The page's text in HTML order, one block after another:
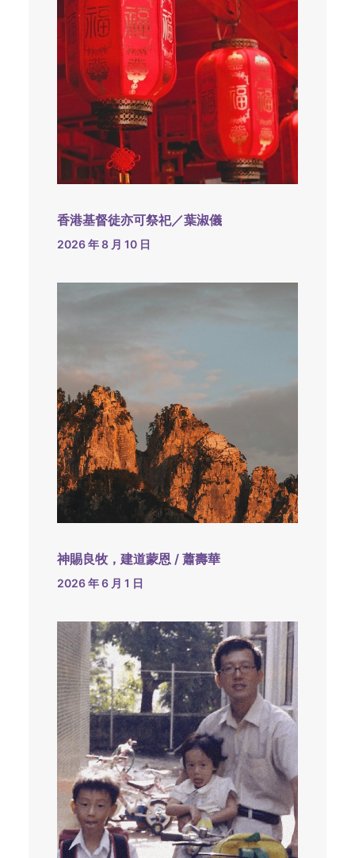
香港基督徒亦可祭祀／葉淑儀
2026 年 8 月 10 日
神賜良牧，建道蒙恩 / 蕭壽華
2026 年 6 月 1 日